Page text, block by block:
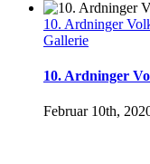
10. Ardninger
Gallerie
10. Ardninger
Februar 10th,